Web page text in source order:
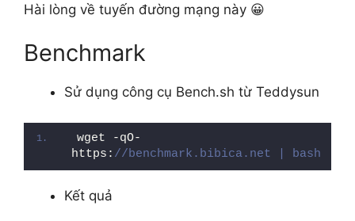
Hài lòng về tuyến đường mạng này 😀
Benchmark
Sử dụng công cụ Bench.sh từ Teddysun
wget -qO-
https: //benchmark.bibica.net | bash
Kết quả